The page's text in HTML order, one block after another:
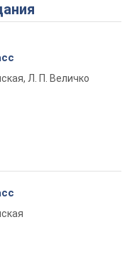
Video
Л. П. Величко